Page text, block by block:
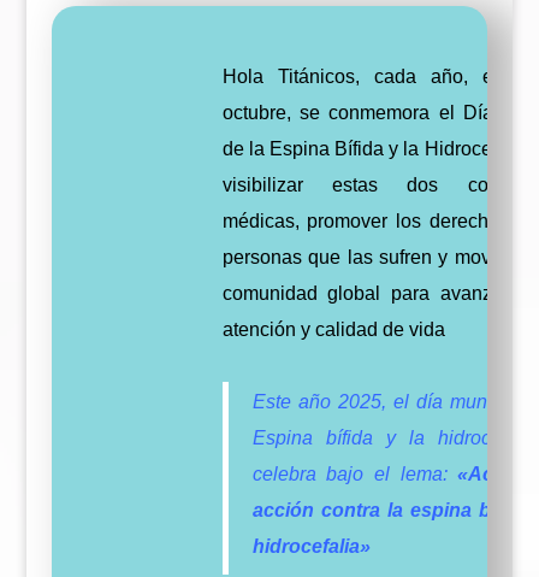
Hola Titánicos, cada año, el
octubre, se conmemora el Día
de la Espina Bífida y la Hidrocefalia
visibilizar estas dos
médicas, promover los derechos
personas que las sufren y movilizar
comunidad global para avanzar
atención y calidad de vida
Este año 2025, el día mundial
Espina bífida y la
celebra bajo el lema:
acción contra la espina bífida
hidrocefalia»